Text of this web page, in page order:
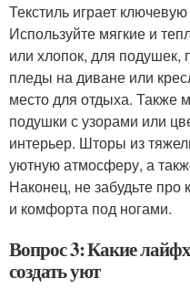
Текстиль играет
Используйте мягкие и
или хлопок, для подушек,
пледы на диване или
место для отдыха. Также
подушки с узорами или
интерьер. Шторы из
уютную атмосферу, а
Наконец, не забудьте
и комфорта под ногами.
Вопрос 3: Какие
создать уют